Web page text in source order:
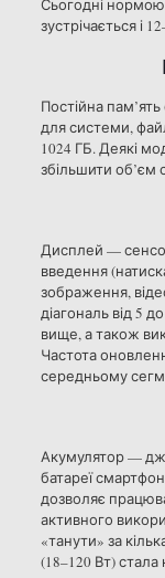
Сьогодні нормою
зустрічається і
Постійна
для системи,
1024 ГБ. Деякі
збільшити
Дисплей —
введення
зображення,
діагональ від 5
вище, а також
Частота
середньому
Акумулятор —
батареї
дозволяє
активного
«танути» за
(18–120 Вт)